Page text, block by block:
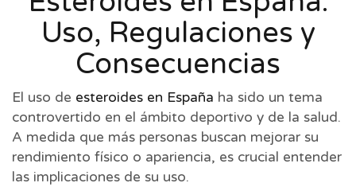
Uso, Regulaciones y
Consecuencias
El uso de esteroides en España ha sido un tema
controvertido en el ámbito deportivo y de la salud.
A medida que más personas buscan mejorar su
rendimiento físico o apariencia, es crucial entender
las implicaciones de su uso.